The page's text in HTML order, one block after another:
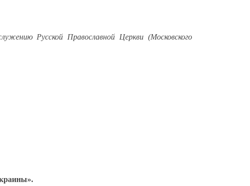
Русской Православной Церкви (Московского